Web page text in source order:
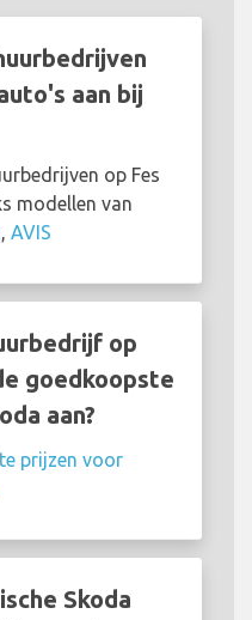
aan bij
op Fes
modellen van
, AVIS
op
goedkoopste
aan?
prijzen voor
Skoda